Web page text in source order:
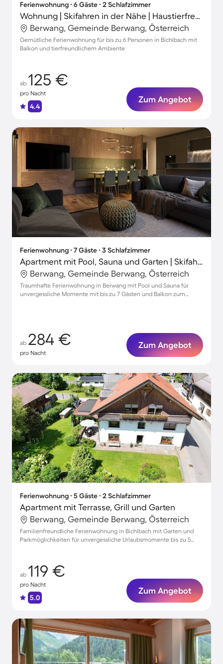
Ferienwohnung ∙ 6 Gäste ∙ 2 Schlafzimmer
Wohnung | Skifahren in der Nähe | Haustierfreundlich
Berwang, Gemeinde Berwang, Österreich
Gemütliche Ferienwohnung für bis zu 6 Personen in Bichlbach mit
Balkon und tierfreundlichem Ambiente
ab 125 €
pro Nacht
4.4
Zum Angebot
Ferienwohnung ∙ 7 Gäste ∙ 3 Schlafzimmer
Apartment mit Pool, Sauna und Garten | Skifahren in der Nähe
Berwang, Gemeinde Berwang, Österreich
Traumhafte Ferienwohnung in Berwang mit Pool und Sauna für
unvergessliche Momente mit bis zu 7 Gästen und Balkon zum
ab 284 €
pro Nacht
Zum Angebot
Ferienwohnung ∙ 5 Gäste ∙ 2 Schlafzimmer
Apartment mit Terrasse, Grill und Garten
Berwang, Gemeinde Berwang, Österreich
Familienfreundliche Ferienwohnung in Bichlbach mit Garten und
Parkmöglichkeiten für unvergessliche Urlaubsmomente bis zu 5
ab 119 €
pro Nacht
5.0
Zum Angebot